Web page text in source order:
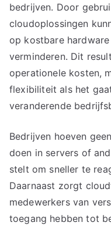
bedrijven. Door
cloudoplossingen
op kostbare
verminderen. Dit
operationele kosten,
flexibiliteit als het
veranderende
Bedrijven hoeven
doen in servers of
stelt om sneller te
Daarnaast zorgt
medewerkers van
toegang hebben tot